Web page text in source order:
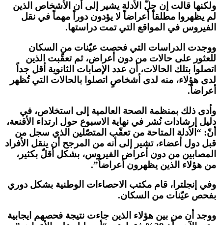
ولكنها قالت إن جلّ الأدلة يشير إلى أن الأشخاص الذين
لم يظهروا مطلقاً أعراضاً لا يؤدون دوراً مهماً في نقل
الفيروس في المواقع التي تمت دراستها.
ووجدت الدراسات التي فحصت عيّنات من السكان
للعثور على حالات من دون أعراض، ثم تعقّبت الذين
اتصلوا بتلك الحالات، أن عدد الإصابات الثانوية أقل جداً
لدى هؤلاء، منه لدى أشخاصٍ اتصلوا بالحالات التي تُظهر
أعراضاً.
وأدى ذلك بمنظمة الصحة العالمية إلى استخلاص، في
دليل إرشادات نُشر في نهاية الاسبوع حول ارتداء الأقنعة،
أنّ: “الأدلة المتاحة من تعقّب المتصّلين الذي سجل من
قبل دول أعضاء، تشير إلى أنه من المرجح أن ينقل الأفراد
المصابين من دون أعراض الفيروس، بشكل أقلّ بكثير،
من هؤلاء الذين يظهرون أعراضاً”.
وفي إنجلترا، قام مكتب الاحصاءات الوطنية بشكل دوري
بفحص عيّنات من السكان.
ووجد أن من بين هؤلاء الذين جاءت نتيجة فحصهم ايجابية